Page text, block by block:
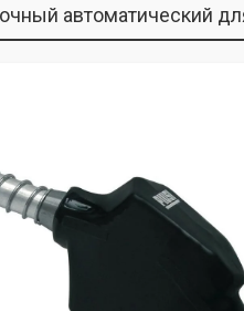
автоматический